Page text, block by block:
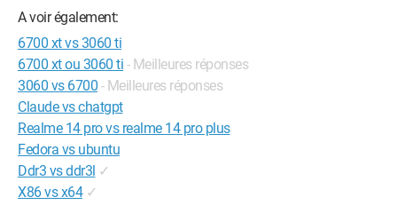
A voir également:
6700 xt vs 3060 ti
6700 xt ou 3060 ti - Meilleures réponses
3060 vs 6700 - Meilleures réponses
Claude vs chatgpt
Realme 14 pro vs realme 14 pro plus
Fedora vs ubuntu
Ddr3 vs ddr3l ✓
X86 vs x64 ✓